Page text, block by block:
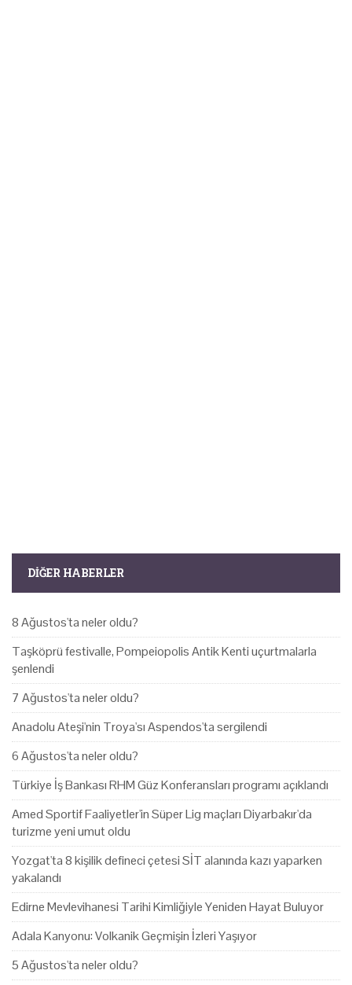
DIĞER HABERLER
8 Ağustos'ta neler oldu?
Taşköprü festivalle, Pompeiopolis Antik Kenti uçurtmalarla
şenlendi
7 Ağustos'ta neler oldu?
Anadolu Ateşi'nin Troya'sı Aspendos'ta sergilendi
6 Ağustos'ta neler oldu?
Türkiye İş Bankası RHM Güz Konferansları programı açıklandı
Amed Sportif Faaliyetler'in Süper Lig maçları Diyarbakır'da
turizme yeni umut oldu
Yozgat'ta 8 kişilik defineci çetesi SİT alanında kazı yaparken
yakalandı
Edirne Mevlevihanesi Tarihi Kimliğiyle Yeniden Hayat Buluyor
Adala Kanyonu: Volkanik Geçmişin İzleri Yaşıyor
5 Ağustos'ta neler oldu?